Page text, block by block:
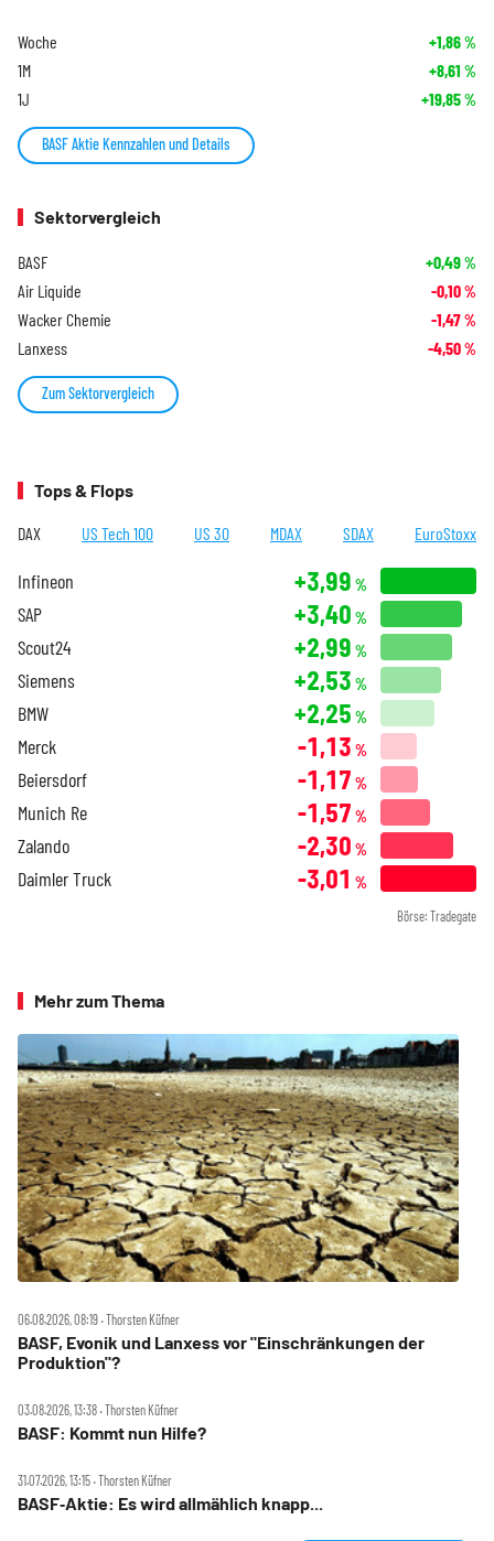
Woche +1,86%
1M +8,61 %
1J +19,85%
BASF Aktie Kennzahlen und Details
Sektorvergleich
BASF +0,49%
Air Liquide -0,10%
Wacker Chemie -1,47%
Lanxess -4,50%
Zum Sektorvergleich
Tops & Flops
DAX US Tech 100 US 30 MDAX SDAX EuroStoxx
Infineon +3,99 %
SAP +3,40 %
Scout24 +2,99 %
Siemens +2,53 %
BMW +2,25 %
Merck -1,13 %
Beiersdorf -1,17 %
Munich Re -1,57 %
Zalando -2,30 %
Daimler Truck -3,01 %
Börse: Tradegate
Mehr zum Thema
06.08.2026, 08:19 ‧ Thorsten Küfner
BASF, Evonik und Lanxess vor "Einschränkungen der
Produktion"?
03.08.2026, 13:38 ‧ Thorsten Küfner
BASF: Kommt nun Hilfe?
31.07.2026, 13:15 ‧ Thorsten Küfner
BASF‑Aktie: Es wird allmählich knapp...